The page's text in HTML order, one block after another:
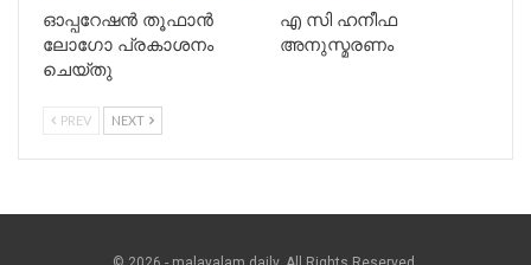
ഓപ്പറേഷൻ തൂഫാൻ
ലോഗോ പ്രകാശനം
ചെയ്തു
എ സി ഹനീഫ
അനുസ്മരണം
PREV NEXT